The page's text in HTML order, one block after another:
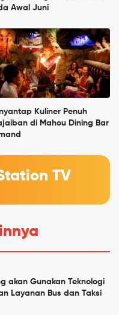
Awal Juni
Kuliner Penuh
di Mahou Dining Bar
TV
akan Gunakan Teknologi
Layanan Bus dan Taksi